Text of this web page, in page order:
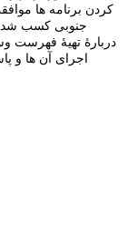
کردن برنامه ها
جنوبی کسب شد و
دربارۀ تهیۀ فهرست
اجرای آن ها و